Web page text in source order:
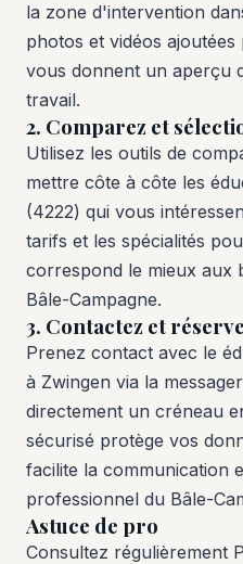
la zone d'intervention
photos et vidéos
vous donnent un aperçu
travail.
2. Comparez et
Utilisez les outils de
mettre côte à côte les
(4222) qui vous
tarifs et les spécialités
correspond le mieux aux
Bâle-Campagne.
3. Contactez et
Prenez contact avec le
à Zwingen via la
directement un créneau
sécurisé protège vos
facilite la communication
professionnel du Bâle-
Astuce de pro
Consultez régulièrement